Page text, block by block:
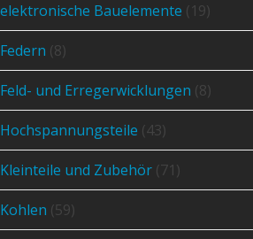
elektronische Bauelemente (19)
Federn (8)
Feld- und Erregerwicklungen (8)
Hochspannungsteile (43)
Kleinteile und Zubehör (71)
Kohlen (59)